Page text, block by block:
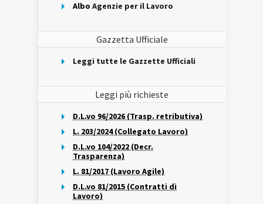
Albo Agenzie per il Lavoro
Gazzetta Ufficiale
Leggi tutte le Gazzette Ufficiali
Leggi più richieste
D.L.vo 96/2026 (Trasp. retributiva)
L. 203/2024 (Collegato Lavoro)
D.L.vo 104/2022 (Decr.
Trasparenza)
L. 81/2017 (Lavoro Agile)
D.L.vo 81/2015 (Contratti di
Lavoro)